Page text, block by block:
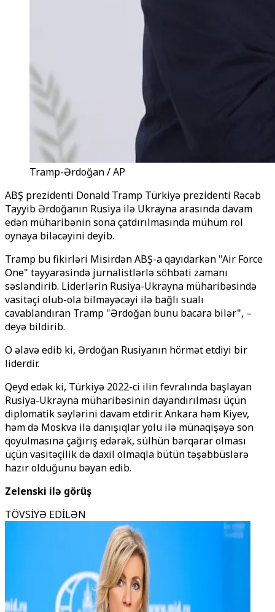
Tramp-Ərdoğan / AP
ABŞ prezidenti Donald Tramp Türkiyə prezidenti Rəcəb
Tayyib Ərdoğanın Rusiya ilə Ukrayna arasında davam
edən müharibənin sona çatdırılmasında mühüm rol
oynaya biləcəyini deyib.
Tramp bu fikirləri Misirdən ABŞ-a qayıdarkən "Air Force
One" təyyarəsində jurnalistlərlə söhbəti zamanı
səsləndirib. Liderlərin Rusiya-Ukrayna müharibəsində
vasitəçi olub-ola bilməyəcəyi ilə bağlı sualı
cavablandıran Tramp "Ərdoğan bunu bacara bilər", –
deyə bildirib.
O əlavə edib ki, Ərdoğan Rusiyanın hörmət etdiyi bir
liderdir.
Qeyd edək ki, Türkiyə 2022-ci ilin fevralında başlayan
Rusiya-Ukrayna müharibəsinin dayandırılması üçün
diplomatik səylərini davam etdirir. Ankara həm Kiyev,
həm də Moskva ilə danışıqlar yolu ilə münaqişəyə son
qoyulmasına çağırış edərək, sülhün bərqərar olması
üçün vasitəçilik də daxil olmaqla bütün təşəbbüslərə
hazır olduğunu bəyan edib.
Zelenski ilə görüş
TÖVSİYƏ EDİLƏN